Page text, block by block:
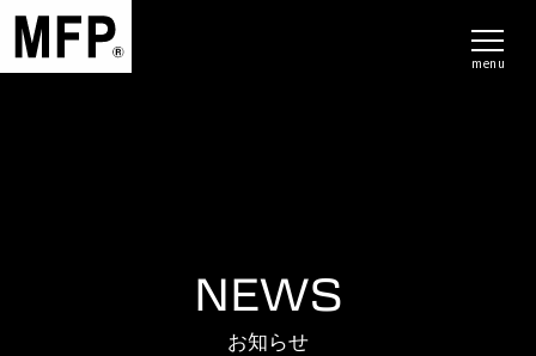
menu
NEWS
お知らせ